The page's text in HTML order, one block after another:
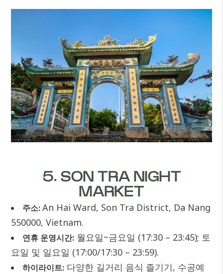
5. SON TRA NIGHT
MARKET
주소:An Hai Ward, Son Tra District, Da Nang
550000, Vietnam.
연휴 운영시간: 월요일~금요일 (17:30 – 23:45); 토
요일 및 일요일 (17:00/17:30 – 23:59).
하이라이트: 다양한 길거리 음식 즐기기, 수공예